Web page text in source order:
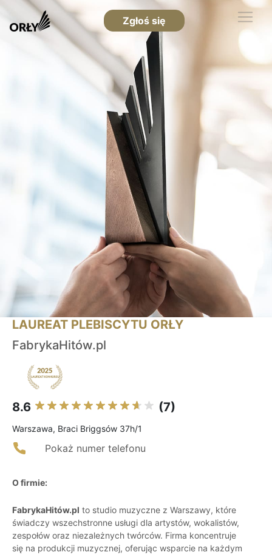
Zgłoś się
LAUREAT PLEBISCYTU ORŁY
FabrykaHitów.pl
8.6 (7)
Warszawa, Braci Briggsów 37h/1
Pokaż numer telefonu
O firmie:
FabrykaHitów.pl to studio muzyczne z Warszawy, które
świadczy wszechstronne usługi dla artystów, wokalistów,
zespołów oraz niezależnych twórców. Firma koncentruje
się na produkcji muzycznej, oferując wsparcie na każdym